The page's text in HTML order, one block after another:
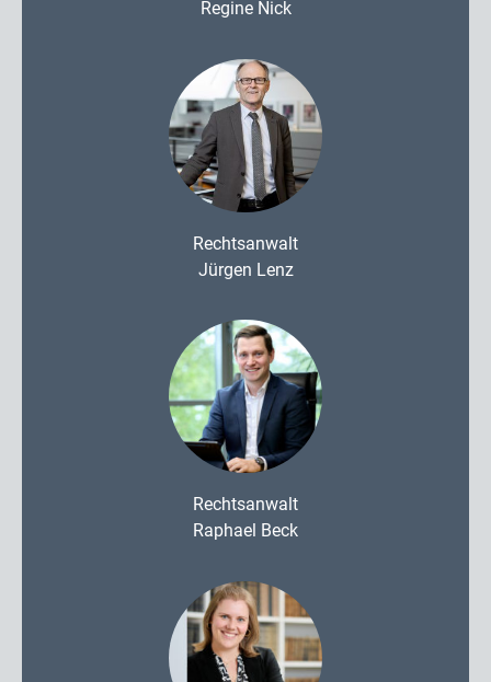
Regine Nick
Rechtsanwalt
Jürgen Lenz
Rechtsanwalt
Raphael Beck